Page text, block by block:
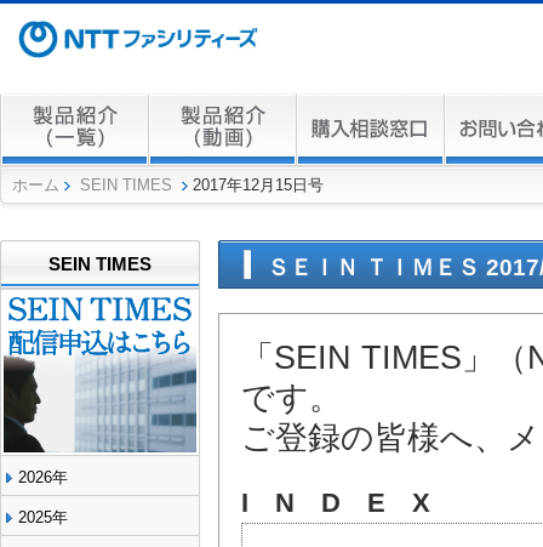
ホーム SEIN TIMES 2017年12月15日号
SEIN TIMES
2026年
2025年
ＳＥＩＮ ＴＩＭＥＳ
「SEIN TIMES」
です。
ご登録の皆様へ、
I N D E X